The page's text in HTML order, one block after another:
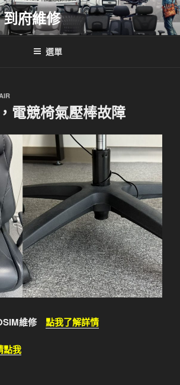
府維修
選單
電競椅氣壓棒故障
維修 點我了解詳情
我